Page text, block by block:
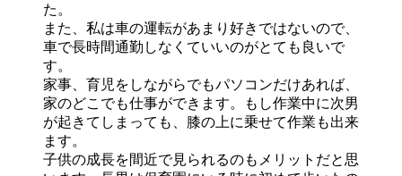
た。
また、私は車の運転があまり好きではないので、
車で長時間通勤しなくていいのがとても良いで
す。
家事、育児をしながらでもパソコンだけあれば、
家のどこでも仕事ができます。もし作業中に次男
が起きてしまっても、膝の上に乗せて作業も出来
ます。
子供の成長を間近で見られるのもメリットだと思